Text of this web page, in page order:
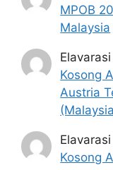
MPOB
Malaysia
Kosong
Austria
Kosong